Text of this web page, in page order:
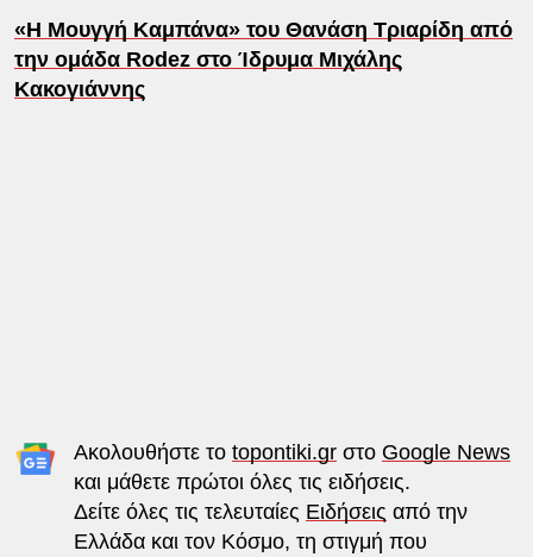
«Η Μουγγή Καμπάνα» του Θανάση Τριαρίδη από
την ομάδα Rodez στο Ίδρυμα Μιχάλης
Κακογιάννης
Ακολουθήστε το topontiki.grστο Google News
και μάθετε πρώτοι όλες τις ειδήσεις.
Δείτε όλες τις τελευταίες Ειδήσεις από την
Ελλάδα και τον Κόσμο, τη στιγμή που